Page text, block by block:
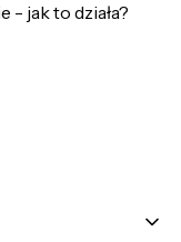
- jak to działa?